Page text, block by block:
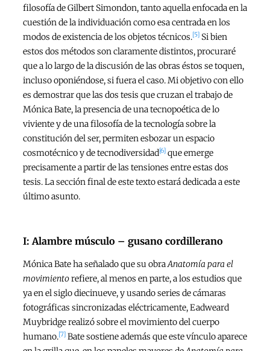
filosofía de Gilbert Simondon, tanto aquella enfocada en la
cuestión de la individuación como esa centrada en los
modos de existencia de los objetos técnicos.[5] Si bien
estos dos métodos son claramente distintos, procuraré
que a lo largo de la discusión de las obras éstos se toquen,
incluso oponiéndose, si fuera el caso. Mi objetivo con ello
es demostrar que las dos tesis que cruzan el trabajo de
Mónica Bate, la presencia de una tecnopoética de lo
viviente y de una filosofía de la tecnología sobre la
constitución del ser, permiten esbozar un espacio
cosmotécnico y de tecnodiversidad[6] que emerge
precisamente a partir de las tensiones entre estas dos
tesis. La sección final de este texto estará dedicada a este
último asunto.
I: Alambre músculo – gusano cordillerano
Mónica Bate ha señalado que su obraAnatomía para el
movimientorefiere, al menos en parte, a los estudios que
ya en el siglo diecinueve, y usando series de cámaras
fotográficas sincronizadas eléctricamente, Eadweard
Muybridge realizó sobre el movimiento del cuerpo
humano.[7] Bate sostiene además que este vínculo aparece